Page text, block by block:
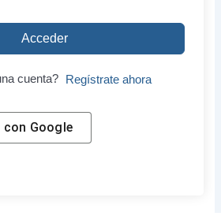
Acceder
cuenta? Regístrate ahora
con Google